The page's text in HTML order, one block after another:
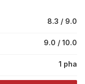
8.3 / 9.0
9.0 / 10.0
1 pha